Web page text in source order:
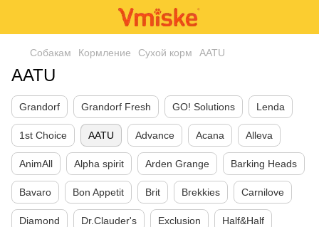
Собакам Кормление Сухой корм AATU
AATU
Grandorf Grandorf Fresh GO! Solutions Lenda
1st Choice AATU Advance Acana Alleva
AnimAll Alpha spirit Arden Grange Barking Heads
Bavaro Bon Appetit Brit Brekkies Carnilove
Diamond Dr.Clauder's Exclusion Half&Half